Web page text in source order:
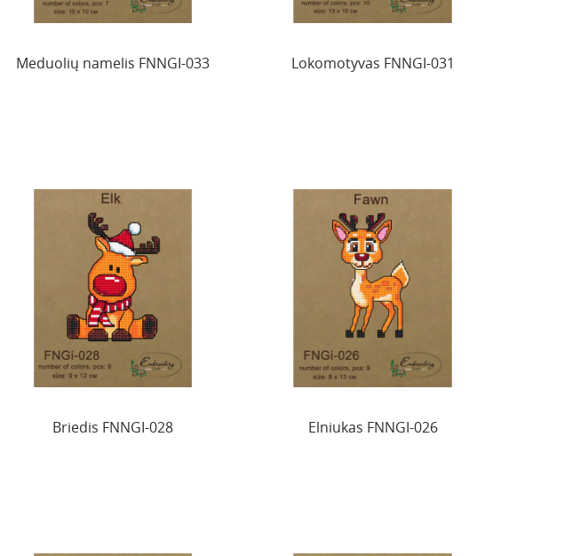
Meduolių namelis FNNGI-033 Lokomotyvas FNNGI-031
Briedis FNNGI-028 Elniukas FNNGI-026